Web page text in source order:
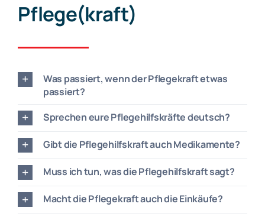
Pflege(kraft)
Was passiert, wenn der Pflegekraft etwas
passiert?
Sprechen eure Pflegehilfskräfte deutsch?
Gibt die Pflegehilfskraft auch Medikamente?
Muss ich tun, was die Pflegehilfskraft sagt?
Macht die Pflegekraft auch die Einkäufe?